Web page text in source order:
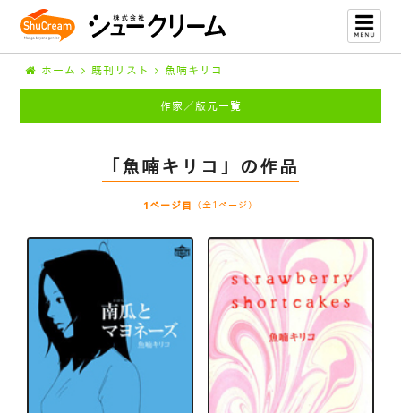
ホーム 既刊リスト 魚喃キリコ
作家／版元一覧
「魚喃キリコ」の作品
1ページ目 （全1ページ）